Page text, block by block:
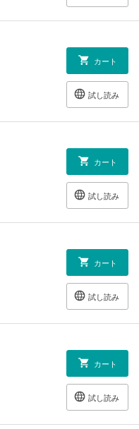
カート
試し読み
カート
試し読み
カート
試し読み
カート
試し読み